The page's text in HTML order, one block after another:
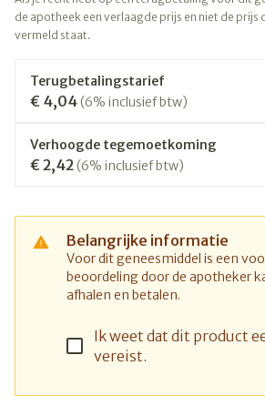
de apotheek een verlaagde prijs en niet de prijs
vermeld staat.
Terugbetalingstarief
€ 4,04(6% inclusief btw)
Verhoogde tegemoetkoming
€ 2,42(6% inclusief btw)
Belangrijke informatie
Voor dit geneesmiddel is een
beoordeling door de apotheker
afhalen en betalen.
Ik weet dat dit product
vereist.